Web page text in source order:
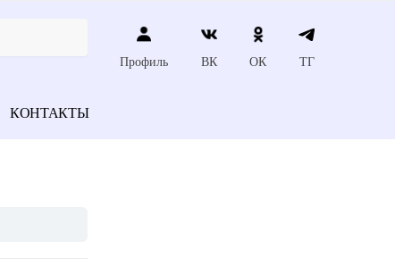
Профиль ВК ОК ТГ
КОНТАКТЫ